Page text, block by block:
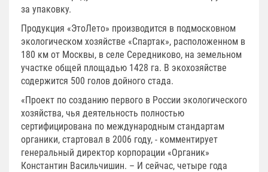
за упаковку.
Продукция «ЭтоЛето» производится в подмосковном
экологическом хозяйстве «Спартак», расположенном в
180 км от Москвы, в селе Середниково, на земельном
участке общей площадью 1428 га. В экохозяйстве
содержится 500 голов дойного стада.
«Проект по созданию первого в России экологического
хозяйства, чья деятельность полностью
сертифицирована по международным стандартам
органики, стартовал в 2006 году, - комментирует
генеральный директор корпорации «Органик»
Константин Васильчишин. – И сейчас, четыре года